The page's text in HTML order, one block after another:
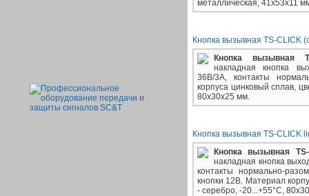
металлическая, 41х53х11
Кнопка вызывная TS-CLICK
Кнопка вызывная
накладная кнопка
36В/3А, контакты
корпуса цинковый сплав,
80х30х25 мм.
Кнопка вызывная TS-CLICK
Кнопка вызывная
накладная кнопка
контакты нормально-
кнопки 12В. Материал
- серебро, -20...+55°C,